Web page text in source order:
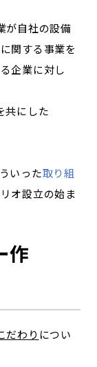
が自社の設備
関する事業を
企業に対し
共にした
いった取り組
オ設立の始ま
作
だわり につい